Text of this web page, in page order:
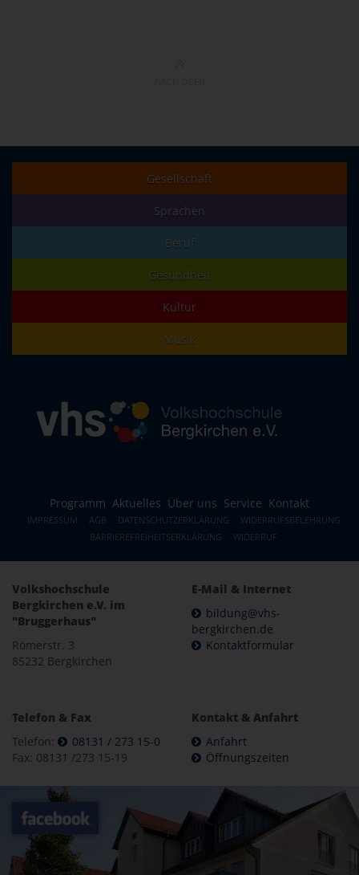
Gesellschaft
Sprachen
Beruf
Gesundheit
Kultur
Musik
Programm Aktuelles Über uns Service Kontakt
IMPRESSUM AGB DATENSCHUTZERKLÄRUNG
WIDERRUFSBELEHRUNG
BARRIEREFREIHEITSERKLÄRUNG
WIDERRUF
Volkshochschule
Bergkirchen e.V. im
"Bruggerhaus"
Römerstr. 3
85232 Bergkirchen
E-Mail & Internet
bildung@vhs-
bergkirchen.de
Kontaktformular
Telefon & Fax
Telefon:
08131 / 273 15-0
Fax: 08131 /273 15-19
Kontakt & Anfahrt
Anfahrt
Öffnungszeiten